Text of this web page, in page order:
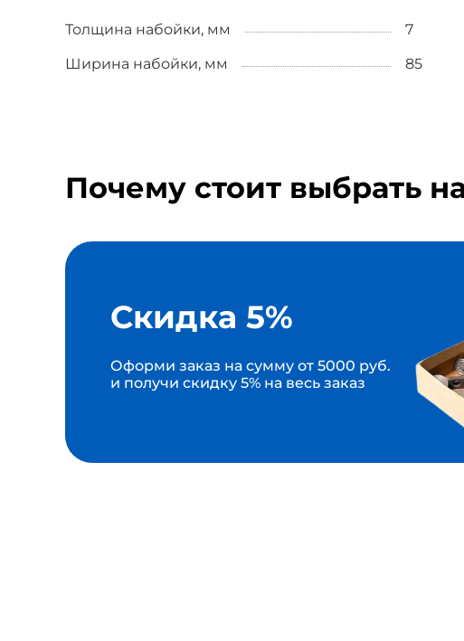
Толщина набойки, мм 7
Ширина набойки, мм
85
Почему стоит выбрать
Скидка 5%
Оформи заказ на сумму от 5000 руб.
и получи скидку 5% на весь заказ